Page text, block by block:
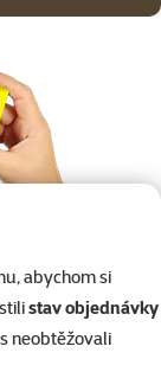
abychom si
stav objednávky
neobtěžovali